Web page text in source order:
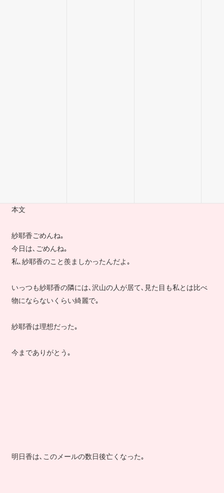
本文
紗耶香ごめんね｡
今日は､ごめんね｡
私､紗耶香のこと羨ましかったんだよ｡
いっつも紗耶香の隣には､沢山の人が居て､見た目も私とは比べ
物にならないくらい綺麗で｡
紗耶香は理想だった｡
今までありがとう｡
明日香は､このメールの数日後亡くなった｡